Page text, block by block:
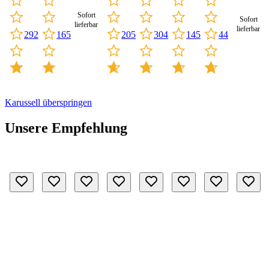
292 165
Sofort
lieferbar
205 304 145 44
Sofort
lieferbar
Karussell überspringen
Unsere Empfehlung